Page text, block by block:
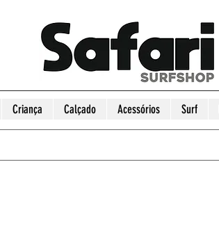
Criança Calçado Acessórios Surf